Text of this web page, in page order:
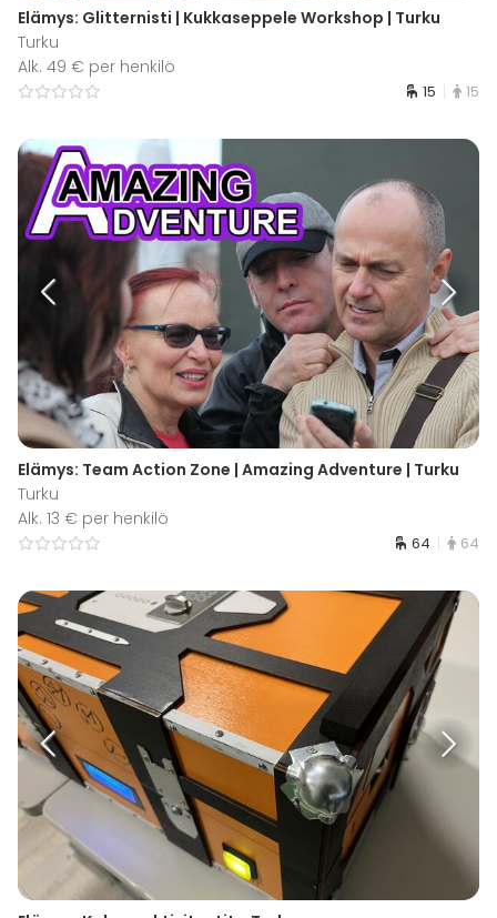
Elämys: Glitternisti | Kukkaseppele Workshop | Turku
Turku
Alk. 49 € per henkilö
15 15
Elämys: Team Action Zone | Amazing Adventure | Turku
Turku
Alk. 13 € per henkilö
64 64